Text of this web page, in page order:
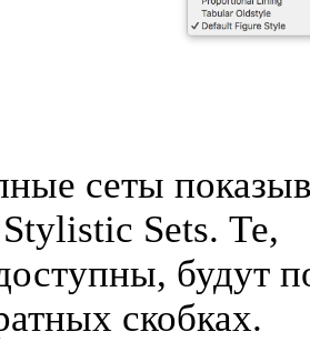
сеты
Sets. Те,
будут
скобках.